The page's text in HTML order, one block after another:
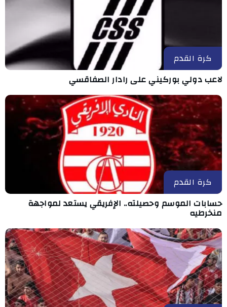
كرة القدم
لاعب دولي بوركيني على رادار الصفاقسي
كرة القدم
حسابات الموسم وحصيلته.. الإفريقي يستعد لمواجهة
منخرطيه